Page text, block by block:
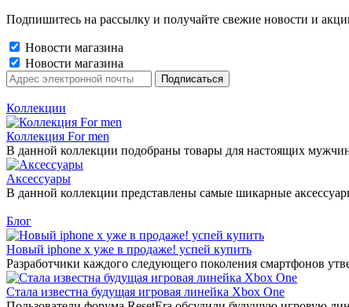
Подпишитесь на рассылку и получайте свежие новости и
Новости магазина
Новости магазина
Коллекции
Коллекция For men
В данной коллекции подобраны товары для настоящих
Аксессуары
В данной коллекции представлены самые шикарные
Блог
Новый iphone x уже в продаже! успей купить
Разработчики каждого следующего поколения смартфонов
Стала известна будущая игровая линейка Xbox One